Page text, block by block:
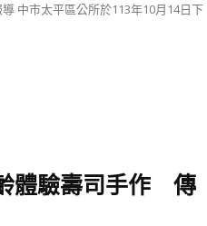
中市太平區公所於113年10月14日下
體驗壽司手作 傳